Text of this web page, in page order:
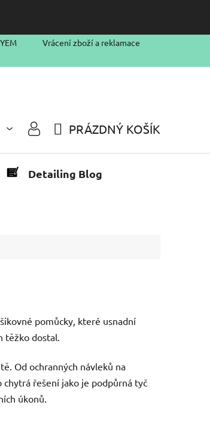
Vrácení zboží a reklamace
KOŠÍK
PRÁZDNÝ KOŠÍK
Detailing Blog
pomůcky, které usnadní
těžko dostal.
Od ochranných návleků na
řešení jako je podpůrná tyč
úkonů.